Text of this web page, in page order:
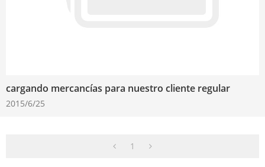
cargando mercancías para nuestro cliente regular
2015/6/25
1